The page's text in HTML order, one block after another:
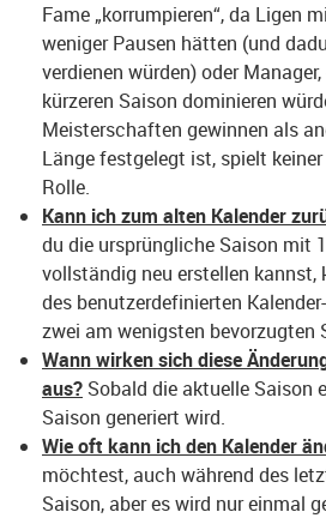
Fame „korrumpieren“, da Ligen
weniger Pausen hätten (und
verdienen würden) oder
kürzeren Saison dominieren
Meisterschaften gewinnen als
Länge festgelegt ist, spielt
Rolle.
Kann ich zum alten Kalender
du die ursprüngliche Saison mit
vollständig neu erstellen
des benutzerdefinierten
zwei am wenigsten bevorzugten
Wann wirken sich diese
aus? Sobald die aktuelle Saison
Saison generiert wird.
Wie oft kann ich den Kalender
möchtest, auch während des
Saison, aber es wird nur einmal